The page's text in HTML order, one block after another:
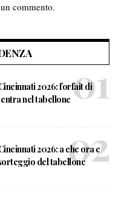
commento.
2026: forfait di
nel tabellone
2026: a che ora e
del tabellone